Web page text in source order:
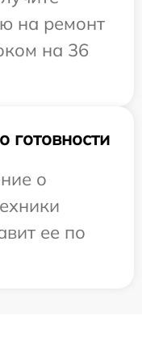
на ремонт
на 36
о
ее по